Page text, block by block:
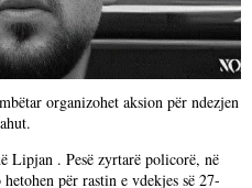
organizohet aksion për ndezjen
Lipjan . Pesë zyrtarë policorë, në
për rastin e vdekjes së 27-